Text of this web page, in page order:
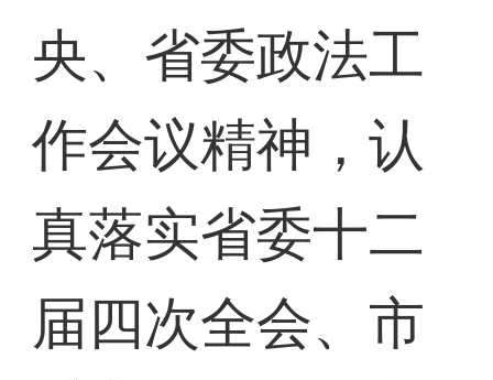
央、省委政法工
作会议精神，认
真落实省委十二
届四次全会、市